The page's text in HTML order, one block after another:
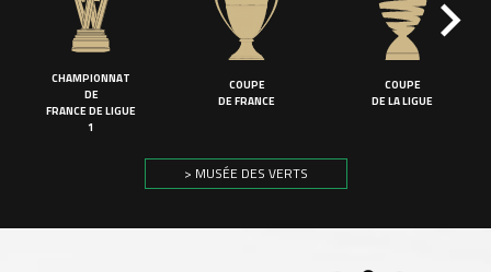
CHAMPIONNAT
DE
FRANCE DE LIGUE
1
COUPE
DE FRANCE
COUPE
DE LA LIGUE
> MUSÉE DES VERTS